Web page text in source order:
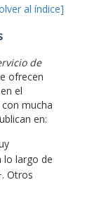
al índice]
de
ofrecen
el
mucha
en:
lo largo de
Otros